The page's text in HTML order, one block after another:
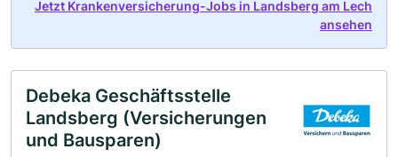
Jetzt Krankenversicherung-Jobs in Landsberg am Lech
ansehen
Debeka Geschäftsstelle
Landsberg (Versicherungen
und Bausparen)